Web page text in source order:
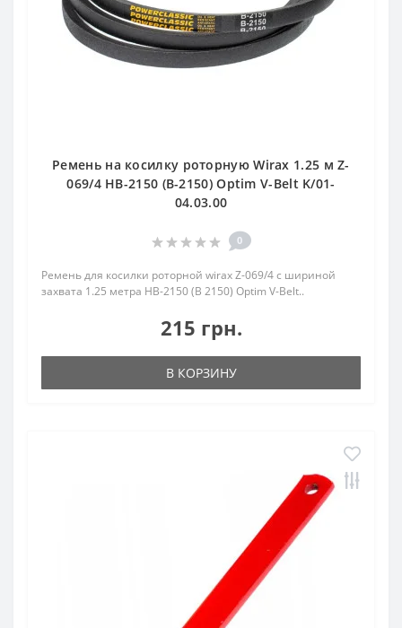
Ремень на косилку роторную Wirax 1.25 м Z-
069/4 HB-2150 (B-2150) Optim V-Belt K/01-
04.03.00
0
Ремень для косилки роторной wirax Z-069/4 с шириной
захвата 1.25 метра HB-2150 (B 2150) Optim V-Belt..
215 грн.
В КОРЗИНУ